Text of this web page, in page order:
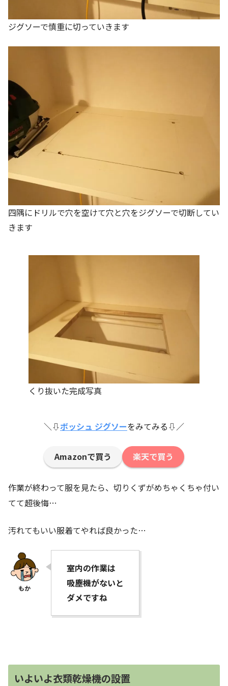
ジグソーで慎重に切っていきます
四隅にドリルで穴を空けて穴と穴をジグソーで切断してい
きます
くり抜いた完成写真
＼⇩ボッシュ ジグソーをみてみる⇩／
Amazonで買う 楽天で買う
作業が終わって服を見たら、切りくずがめちゃくちゃ付い
てて超後悔…
汚れてもいい服着てやれば良かった…
室内の作業は
吸塵機がないと
ダメですね
いよいよ衣類乾燥機の設置